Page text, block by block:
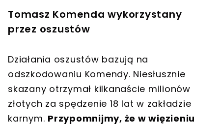
Tomasz Komenda wykorzystany
przez oszustów
Działania oszustów bazują na
odszkodowaniu Komendy. Niesłusznie
skazany otrzymał kilkanaście milionów
złotych za spędzenie 18 lat w zakładzie
karnym. Przypomnijmy, że w więzieniu